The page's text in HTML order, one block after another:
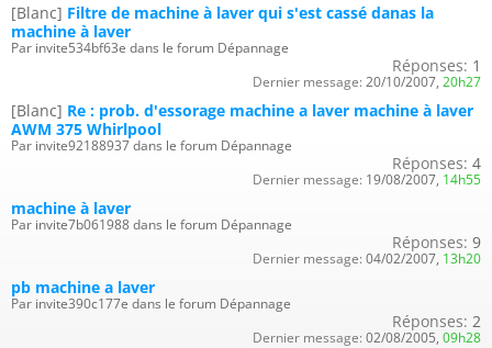
[Blanc] Filtre de machine à laver qui s'est cassé danas la
machine à laver
Par invite534bf63e dans le forum Dépannage
Réponses: 1
Dernier message: 20/10/2007, 20h27
[Blanc] Re : prob. d'essorage machine a laver machine à laver
AWM 375 Whirlpool
Par invite92188937 dans le forum Dépannage
Réponses: 4
Dernier message: 19/08/2007, 14h55
machine à laver
Par invite7b061988 dans le forum Dépannage
Réponses: 9
Dernier message: 04/02/2007, 13h20
pb machine a laver
Par invite390c177e dans le forum Dépannage
Réponses: 2
Dernier message: 02/08/2005, 09h28